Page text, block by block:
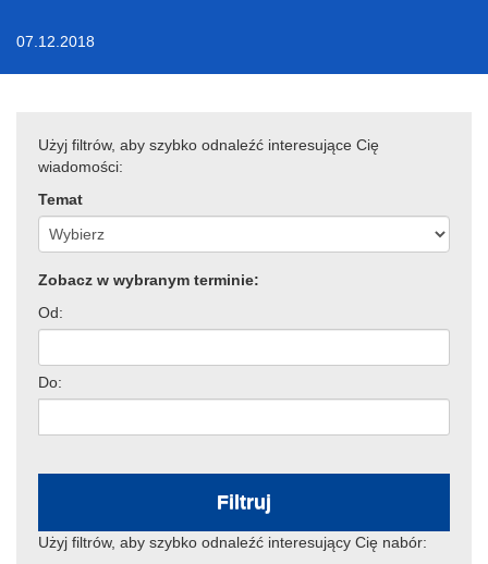
07.12.2018
Użyj filtrów, aby szybko odnaleźć interesujące Cię
wiadomości:
Temat
Zobacz w wybranym terminie:
Od:
Do:
Filtruj
Użyj filtrów, aby szybko odnaleźć interesujący Cię nabór: